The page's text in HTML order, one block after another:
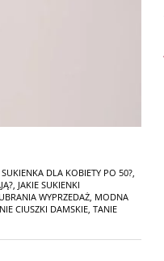
SUKIENKA DLA KOBIETY PO 50?,
, JAKIE SUKIENKI
WYPRZEDAŻ, MODNA
CIUSZKI DAMSKIE, TANIE